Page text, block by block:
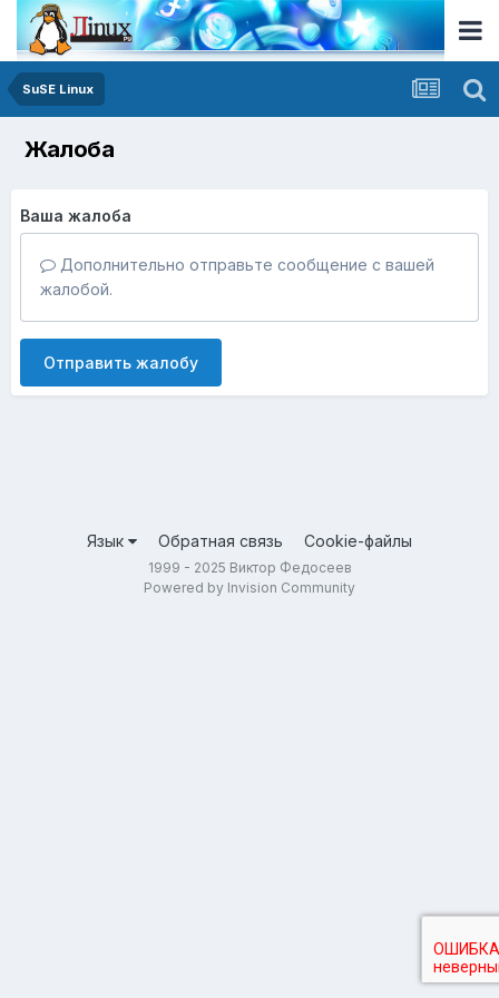
SuSE Linux
Жалоба
Ваша жалоба
Дополнительно отправьте сообщение с вашей
жалобой.
Отправить жалобу
Язык Обратная связь Cookie-файлы
1999 - 2025 Виктор Федосеев
Powered by Invision Community